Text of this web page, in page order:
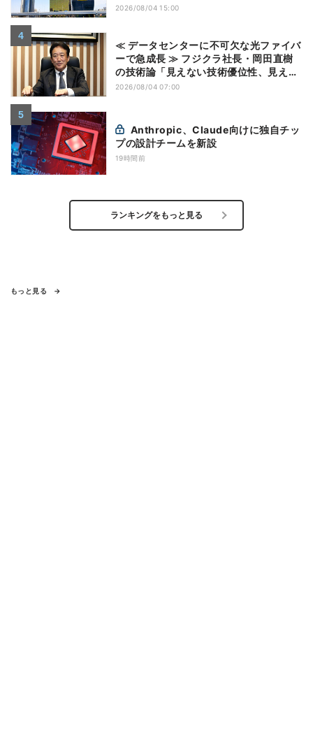
2026/08/04 15:00
≪ データセンターに不可欠な光ファイバ
ーで急成長 ≫ フジクラ社長・岡田直樹
の技術論「見えない技術優位性、見えな
い差別化でトップの座を！」
2026/08/04 07:00
プの設計チームを新設
19時間前
ランキングをもっと見る
もっと見る